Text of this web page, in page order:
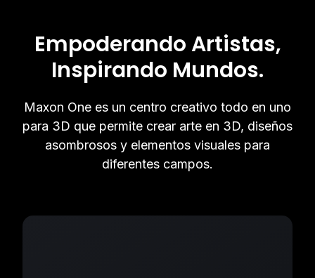
Empoderando Artistas,
Inspirando Mundos.
Maxon One es un centro creativo todo en uno
para 3D que permite crear arte en 3D, diseños
asombrosos y elementos visuales para
diferentes campos.